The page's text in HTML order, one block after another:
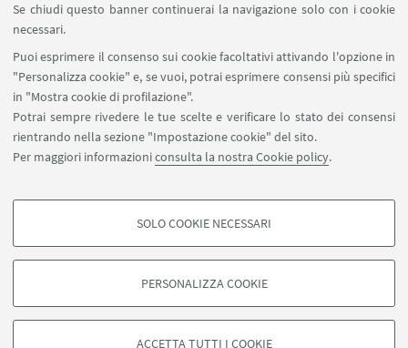
Se chiudi questo banner continuerai la navigazione solo con i cookie
necessari.
Puoi esprimere il consenso sui cookie facoltativi attivando l'opzione in
"Personalizza cookie" e, se vuoi, potrai esprimere consensi più specifici
in "Mostra cookie di profilazione".
Potrai sempre rivedere le tue scelte e verificare lo stato dei consensi
rientrando nella sezione "Impostazione cookie" del sito.
Per maggiori informazioniconsulta la nostra Cookie policy.
COOKIE DI PROFILAZIONE - FACOLTATIVI
degli utenti, creare profili in base al loro comportamento sul sito, per analisi
di marketing.
SOLO COOKIE NECESSARI
PERSONALIZZA COOKIE
ACCETTA TUTTI I COOKIE
SEGUI UNIBO SU:
APP:
©Copyright 2026 - ALMA MATER STUDIORUM - Università di
Bologna - Via Zamboni, 33 - 40126 Bologna - PI: 01131710376 - CF:
80007010376
Privacy
Note legali
Informazioni sul sito e accessibilità
Impostazioni Cookie